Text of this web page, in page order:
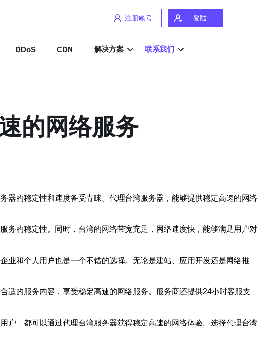
注册账号 登陆
DDoS CDN 解决方案 联系我们
的网络服务
器的稳定性和速度备受青睐。代理台湾服务器，能够提供稳定高速的网络
务的稳定性。同时，台湾的网络带宽充足，网络速度快，能够满足用户对
业和个人用户也是一个不错的选择。无论是建站、应用开发还是网络推
适的服务内容，享受稳定高速的网络服务。服务商还提供24小时客服支
户，都可以通过代理台湾服务器获得稳定高速的网络体验。选择代理台湾